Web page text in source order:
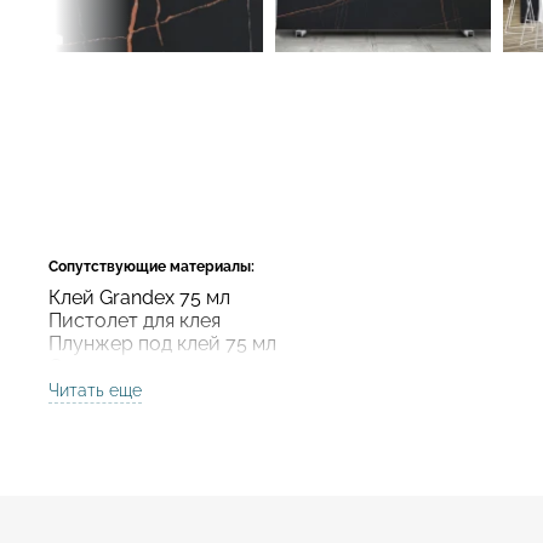
Сопутствующие материалы:
Клей Grandex 75 мл
Пистолет для клея
Плунжер под клей 75 мл
Читать еще